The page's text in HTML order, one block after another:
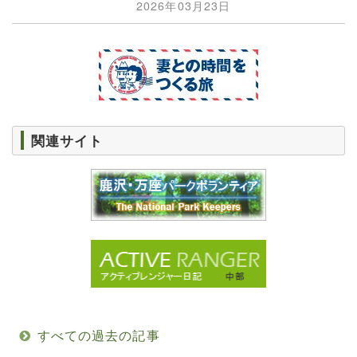
2026年03月23日
関連サイト
すべての過去の記事